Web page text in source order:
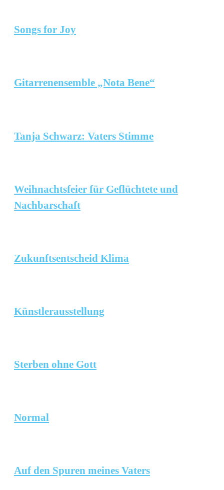
Songs for Joy
Gitarrenensemble „Nota Bene“
Tanja Schwarz: Vaters Stimme
Weihnachtsfeier für Geflüchtete und
Nachbarschaft
Zukunftsentscheid Klima
Künstlerausstellung
Sterben ohne Gott
Normal
Auf den Spuren meines Vaters